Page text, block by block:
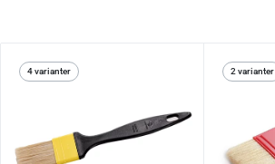
4 varianter 2 varianter